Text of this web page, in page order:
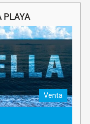
PLAYA
Venta